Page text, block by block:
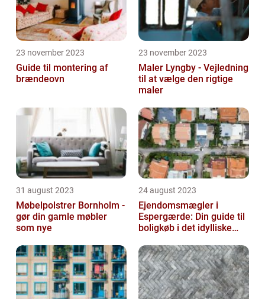
23 november 2023
Guide til montering af
brændeovn
23 november 2023
Maler Lyngby - Vejledning
til at vælge den rigtige
maler
31 august 2023
Møbelpolstrer Bornholm -
gør din gamle møbler
som nye
24 august 2023
Ejendomsmægler i
Espergærde: Din guide til
boligkøb i det idylliske